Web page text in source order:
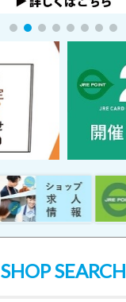
SHOP SEARCH